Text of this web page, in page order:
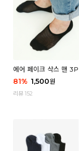
에어 페이크 삭스 맨 3P
81% 1,500원
리뷰 152